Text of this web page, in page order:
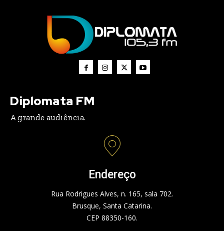
Diplomata FM
A grande audiência.
Endereço
Rua Rodrigues Alves, n. 165, sala 702.
Brusque, Santa Catarina.
CEP 88350-160.